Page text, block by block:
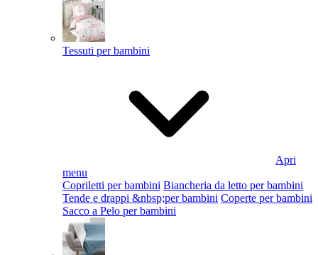
Tessuti per bambini
Apri
menu
Copriletti per bambini Biancheria da letto per bambini
Tende e drappi &nbsp;per bambini Coperte per bambini
Sacco a Pelo per bambini